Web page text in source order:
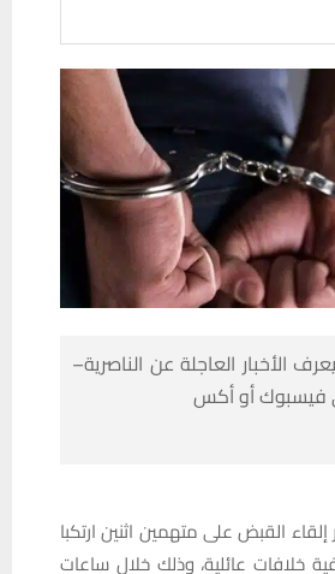
الأخبار العاجلة عن الناصرية–
فيسبوك أو أكس
القبض على متهمين اثنين ارتكبا
خلافات عائلية، وذلك خلال ساعات